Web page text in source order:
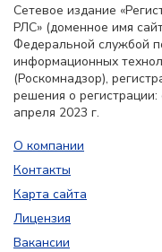
Сетевое издание
РЛС» (доменное имя
Федеральной службой
информационных
(Роскомнадзор),
решения о
апреля 2023 г.
О компании
Контакты
Карта сайта
Лицензия
Вакансии